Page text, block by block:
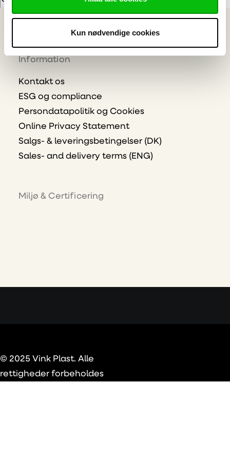
Kun nødvendige cookies
Tilmeld
Information
Kontakt os
ESG og compliance
Persondatapolitik og Cookies
Online Privacy Statement
Salgs- & leveringsbetingelser (DK)
Sales- and delivery terms (ENG)
Miljø & Certificering
© 2025 Vink Plast. Alle
rettigheder forbeholdes